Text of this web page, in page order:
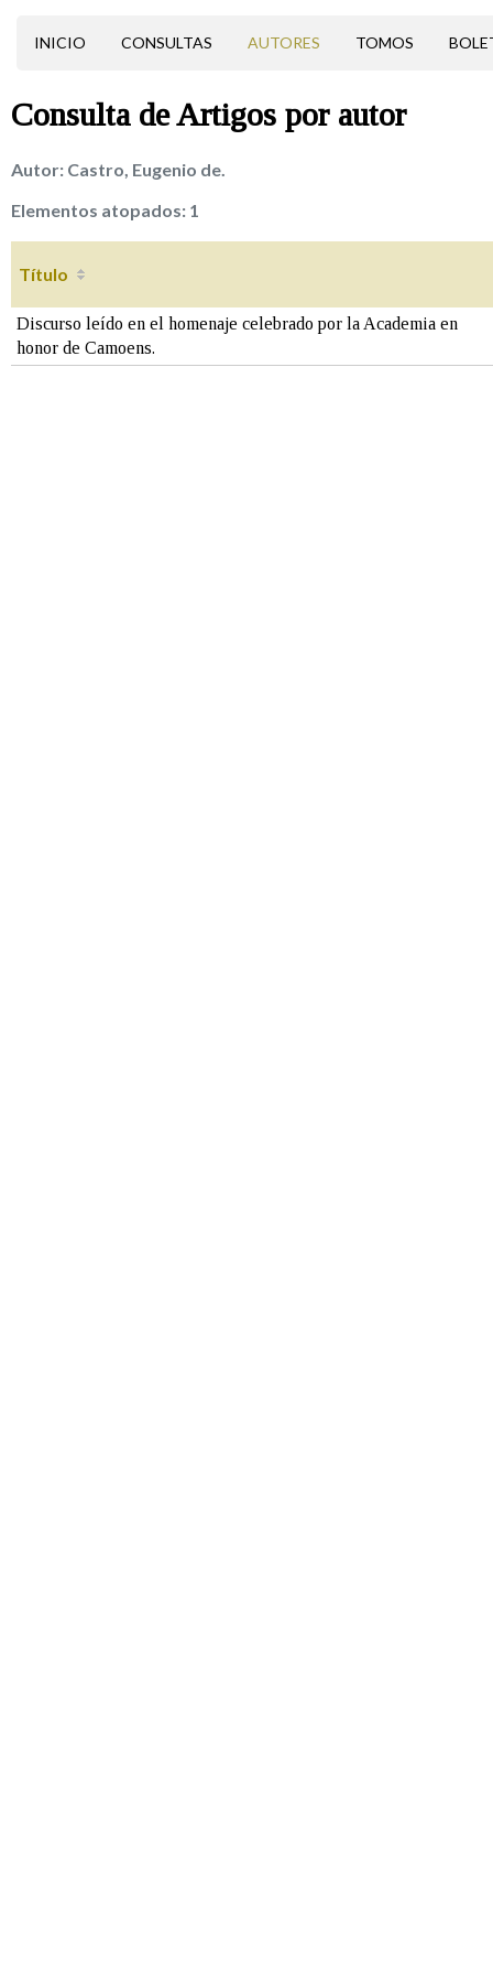
INICIO CONSULTAS AUTORES TOMOS
Consulta deArtigos por autor
Autor: Castro, Eugenio de.
Elementos atopados: 1
Título
Discurso leído en el homenaje celebrado por la Academia en
honor de Camoens.